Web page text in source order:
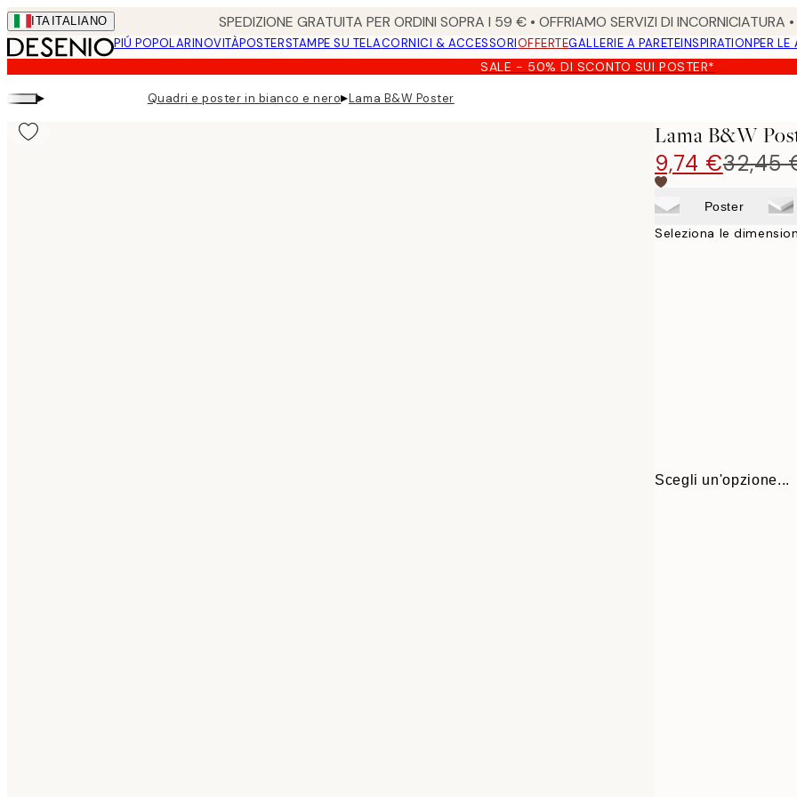
Skip
to
main
content.
ITA ITALIANO SPEDIZIONE GRATUITA PER ORDINI SOPRA I 59 € • OFFRIAMO SERVIZI DI
PIÚ POPOLARINOVITÀPOSTERSTAMPE SU TELACORNICI & ACCESSORIOFFERTEGALLERIE A PARETEINSPIRATIONPER LE
SALE - 50% DI SCONTO SUI POSTER*
▸ Quadri e poster in bianco e nero▸Lama B&W Poster
Lama B&W
9,74 €32,45
Poster
Seleziona le
Scegli un'opzione...